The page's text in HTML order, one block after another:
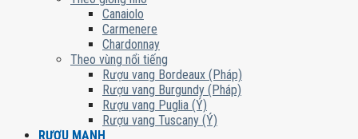
Canaiolo
Carmenere
Chardonnay
Theo vùng nổi tiếng
Rượu vang Bordeaux (Pháp)
Rượu vang Burgundy (Pháp)
Rượu vang Puglia (Ý)
Rượu vang Tuscany (Ý)
RƯỢU MẠNH